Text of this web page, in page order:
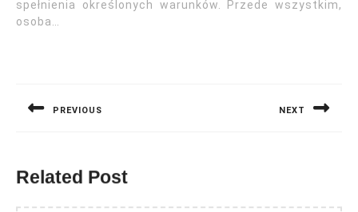
spełnienia określonych warunków. Przede wszystkim,
osoba…
PREVIOUS NEXT
Related Post